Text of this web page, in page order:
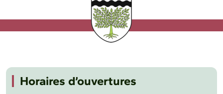
Horaires d’ouvertures